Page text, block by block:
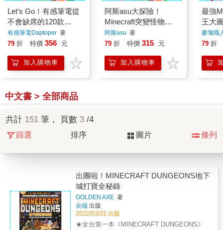
Let‘s Go！有感筆電從
不會缺席的120款
Roblox最極限遊戲
有感筆電Daptoper 著
79 折 特價 356 元
加入購物車
阿斯asu大探險！
Minecraft突變怪物圖
鑑大百科
阿斯asu 著
79 折 特價 315 元
加入購物車
最強
王大
賽！
麥塊職
79 折
中文書 > 全部商品
共計 151 筆， 頁數 3 /4
篩選 排序 圖片 條列
出團啦！MINECRAFT DUNGEONS地下
城打寶全秘錄
GOLDEN AXE 著
尖端 出版
2022/03/31 出版
★全台第一本《MINECRAFT DUNGEONS》